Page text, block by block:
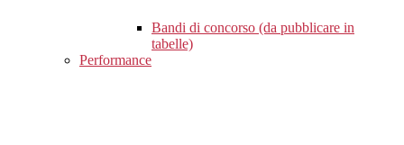
Bandi di concorso (da pubblicare in
tabelle)
Performance